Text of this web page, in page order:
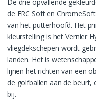
De drie opvallende
de ERC Soft en
van het putterhoofd. Het
kleurstelling is het Vernier
vliegdekschepen wordt
landen. Het is
lijnen het richten van een
de golfballen aan de beurt,
bij.